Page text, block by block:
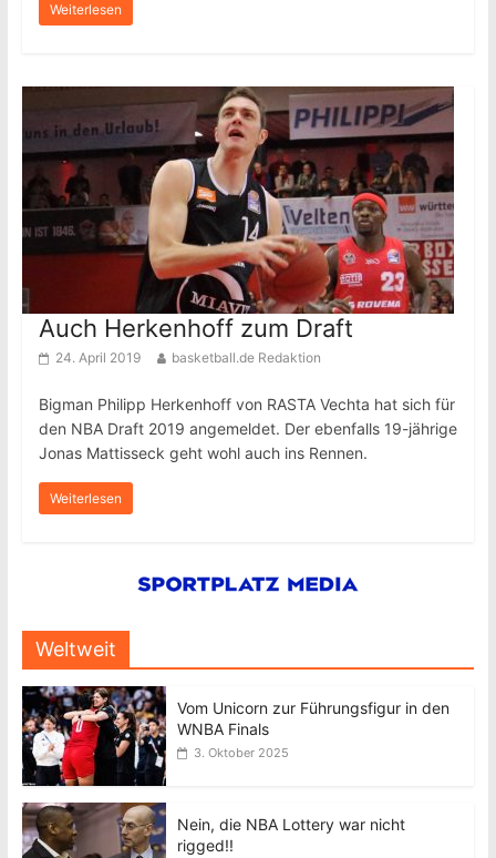
Weiterlesen
Auch Herkenhoff zum Draft
24. April 2019 basketball.de Redaktion
Bigman Philipp Herkenhoff von RASTA Vechta hat sich für
den NBA Draft 2019 angemeldet. Der ebenfalls 19-jährige
Jonas Mattisseck geht wohl auch ins Rennen.
Weiterlesen
Weltweit
Vom Unicorn zur Führungsfigur in den
WNBA Finals
3. Oktober 2025
Nein, die NBA Lottery war nicht
rigged!!